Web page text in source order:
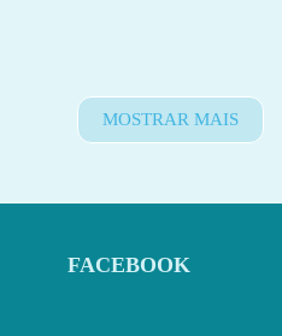
MOSTRAR MAIS
FACEBOOK